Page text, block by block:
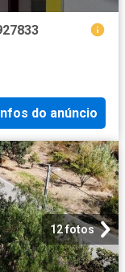
Infos do anúncio
12 fotos